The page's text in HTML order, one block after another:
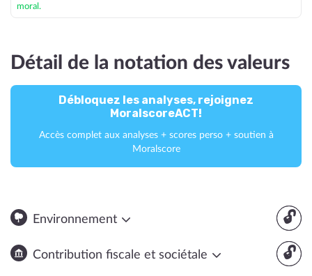
moral.
Détail de la notation des valeurs
Débloquez les analyses, rejoignez
MoralscoreACT!
Accès complet aux analyses + scores perso + soutien à
Moralscore
🔓
Environnement
🔓
Contribution fiscale et sociétale